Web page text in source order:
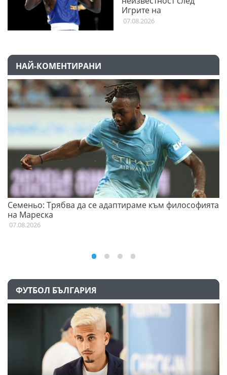
Игрите на
Британската общност
07.08.2026
НАЙ-КОМЕНТИРАНИ
Семеньо: Трябва да се адаптираме към философията
на Мареска
07.08.2026
ФУТБОЛ БЪЛГАРИЯ